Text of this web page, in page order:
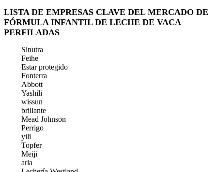
LISTA DE EMPRESAS CLAVE DEL MERCADO DE
FÓRMULA INFANTIL DE LECHE DE VACA
PERFILADAS
Sinutra
Feihe
Estar protegido
Fonterra
Abbott
Yashili
wissun
brillante
Mead Johnson
Perrigo
yili
Topfer
Meiji
arla